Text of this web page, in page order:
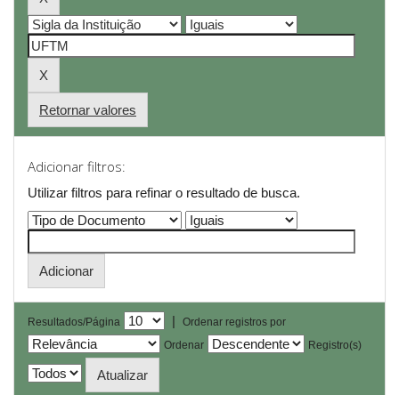
Retornar valores
Adicionar filtros:
Utilizar filtros para refinar o resultado de busca.
Resultados/Página |
Ordenar registros por
Ordenar
Registro(s)